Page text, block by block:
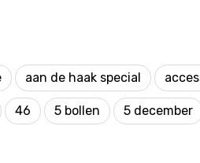
aan de haak special
46 5 bollen 5 december